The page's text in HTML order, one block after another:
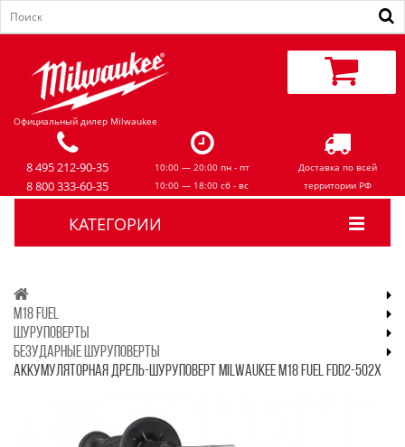
Официальный дилер Milwaukee
8 495 212-90-35
8 800 333-60-35
10:00 — 20:00 пн - пт
10:00 — 18:00 сб - вс
Доставка по всей
территории РФ
КАТЕГОРИИ
M18 FUEL
ШУРУПОВЕРТЫ
БЕЗУДАРНЫЕ ШУРУПОВЕРТЫ
АККУМУЛЯТОРНАЯ ДРЕЛЬ-ШУРУПОВЕРТ MILWAUKEE M18 FUEL FDD2-502X